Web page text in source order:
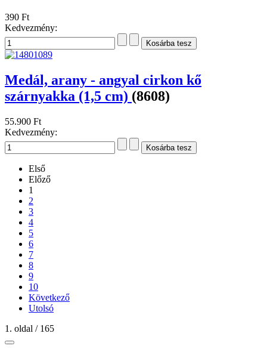
390 Ft
Kedvezmény:
Medál, arany - angyal cirkon kő
szárnyakka (1,5 cm) (8608)
55.900 Ft
Kedvezmény:
Első
Előző
1
2
3
4
5
6
7
8
9
10
Következő
Utolsó
1. oldal / 165